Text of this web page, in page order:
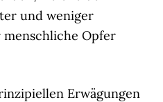
und weniger
Opfer
Erwägungen